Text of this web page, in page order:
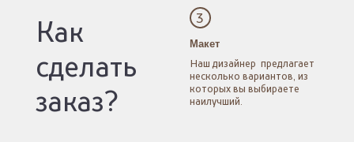
Как
сделать
заказ?
3
Макет
Наш дизайнер предлагает
несколько вариантов, из
которыхвы выбираете
наилучший.